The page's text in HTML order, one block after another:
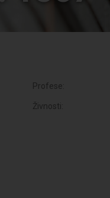
Profese:
Živnosti: